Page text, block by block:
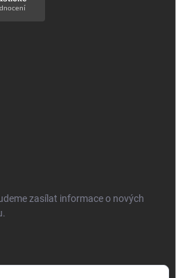
zasílat informace o nových